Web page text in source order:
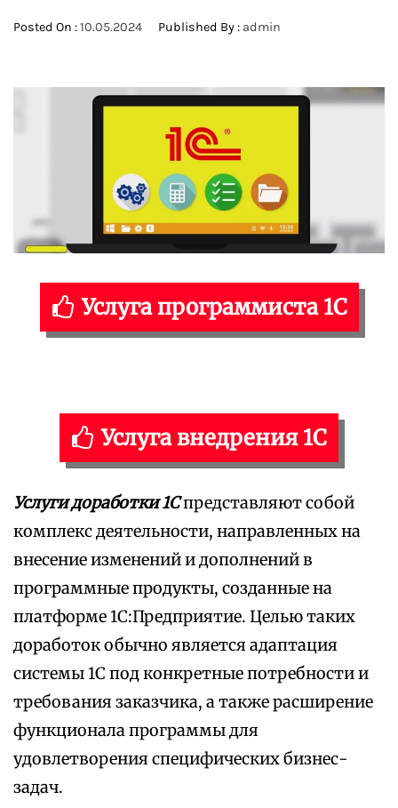
Posted On :10.05.2024 Published By : admin
Услуга программиста 1С
Услуга внедрения 1С
Услуги доработки 1Спредставляют собой
комплекс деятельности, направленных на
внесение изменений и дополнений в
программные продукты, созданные на
платформе 1С:Предприятие. Целью таких
доработок обычно является адаптация
системы 1С под конкретные потребности и
требования заказчика, а также расширение
функционала программы для
удовлетворения специфических бизнес-
задач.